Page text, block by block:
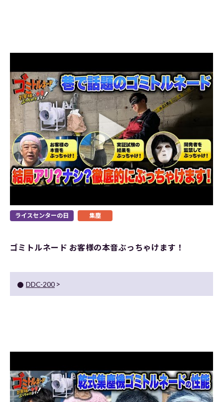
ライスセンターの日 集塵
ゴミトルネード お客様の本音ぶっちゃけます！
DDC-200